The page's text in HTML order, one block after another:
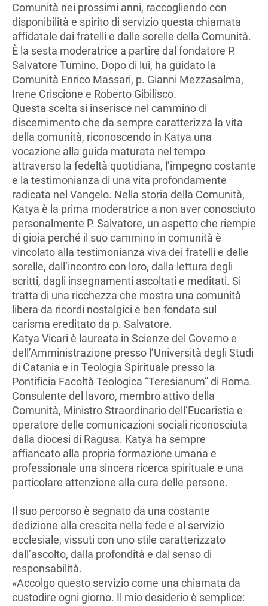
Comunità nei prossimi anni, raccogliendo con
disponibilità e spirito di servizio questa chiamata
affidatale dai fratelli e dalle sorelle della Comunità.
È la sesta moderatrice a partire dal fondatore P.
Salvatore Tumino. Dopo di lui, ha guidato la
Comunità Enrico Massari, p. Gianni Mezzasalma,
Irene Criscione e Roberto Gibilisco.
Questa scelta si inserisce nel cammino di
discernimento che da sempre caratterizza la vita
della comunità, riconoscendo in Katya una
vocazione alla guida maturata nel tempo
attraverso la fedeltà quotidiana, l’impegno costante
e la testimonianza di una vita profondamente
radicata nel Vangelo. Nella storia della Comunità,
Katya è la prima moderatrice a non aver conosciuto
personalmente P. Salvatore, un aspetto che riempie
di gioia perché il suo cammino in comunità è
vincolato alla testimonianza viva dei fratelli e delle
sorelle, dall’incontro con loro, dalla lettura degli
scritti, dagli insegnamenti ascoltati e meditati. Si
tratta di una ricchezza che mostra una comunità
libera da ricordi nostalgici e ben fondata sul
carisma ereditato da p. Salvatore.
Katya Vicari è laureata in Scienze del Governo e
dell’Amministrazione presso l’Università degli Studi
di Catania e in Teologia Spirituale presso la
Pontificia Facoltà Teologica “Teresianum” di Roma.
Consulente del lavoro, membro attivo della
Comunità, Ministro Straordinario dell’Eucaristia e
operatore delle comunicazioni sociali riconosciuta
dalla diocesi di Ragusa. Katya ha sempre
affiancato alla propria formazione umana e
professionale una sincera ricerca spirituale e una
particolare attenzione alla cura delle persone.
Il suo percorso è segnato da una costante
dedizione alla crescita nella fede e al servizio
ecclesiale, vissuti con uno stile caratterizzato
dall’ascolto, dalla profondità e dal senso di
responsabilità.
«Accolgo questo servizio come una chiamata da
custodire ogni giorno. Il mio desiderio è semplice: